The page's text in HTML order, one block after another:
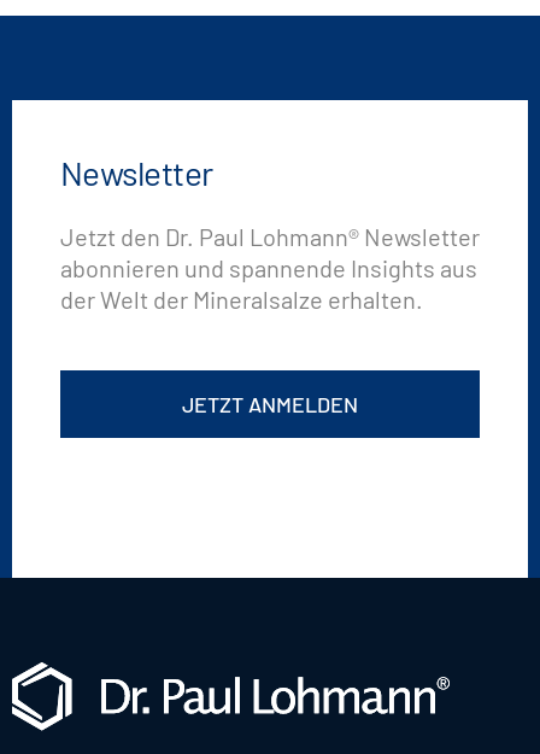
Newsletter
Jetzt den Dr. Paul Lohmann® Newsletter
abonnieren und spannende Insights aus
der Welt der Mineralsalze erhalten.
JETZT ANMELDEN